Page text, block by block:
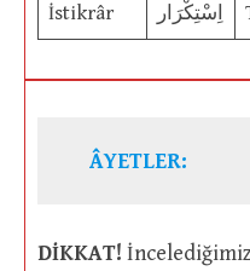
İstikrâr اِسْتِكْرَار
ÂYETLER:
DİKKAT!